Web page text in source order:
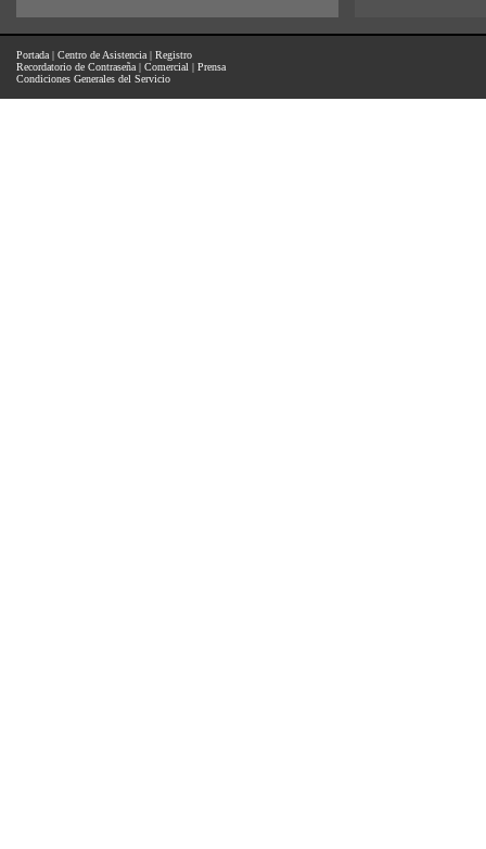
Portada | Centro de Asistencia | Registro
Recordatorio de Contraseña | Comercial | Prensa
Condiciones Generales del Servicio